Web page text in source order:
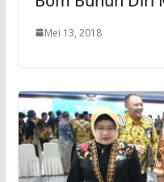
Mei 13, 2018